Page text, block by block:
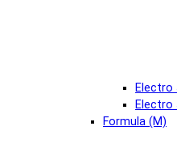
Formula (М)